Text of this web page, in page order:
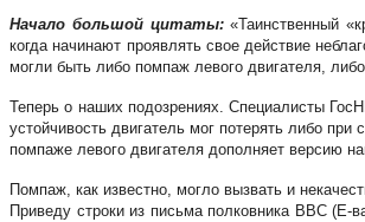
Начало большой цитаты:«Таинственный
когда начинают проявлять свое действие
могли быть либо помпаж левого двигателя,
Теперь о наших подозрениях. Специалисты
устойчивость двигатель мог потерять либо
помпаже левого двигателя дополняет версию
Помпаж, как известно, могло вызвать и
Приведу строки из письма полковника ВВС (Е-